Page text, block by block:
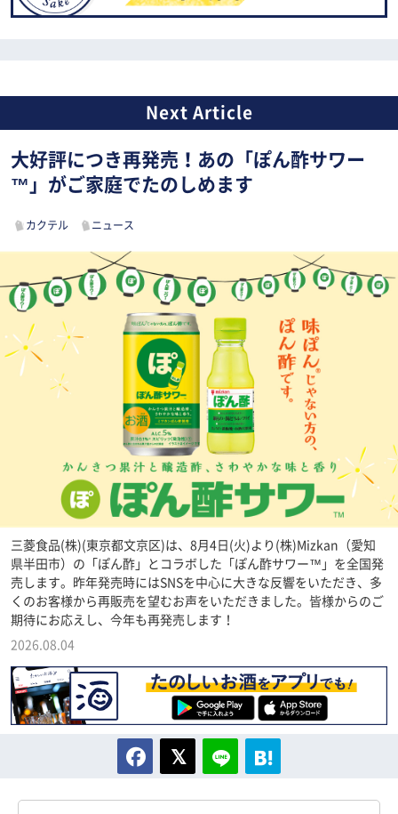
大好評につき再発売！あの「ぽん酢サワー
™」がご家庭でたのしめます
カクテル ニュース
三菱食品(株)(東京都文京区)は、8月4日(火)より(株)Mizkan（愛知
県半田市）の「ぽん酢」とコラボした「ぽん酢サワー™」を全国発
売します。昨年発売時にはSNSを中心に大きな反響をいただき、多
くのお客様から再販売を望むお声をいただきました。皆様からのご
期待にお応えし、今年も再発売します！
2026.08.04